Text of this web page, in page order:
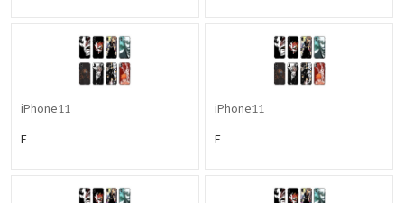
iPhone11
F
iPhone11
E